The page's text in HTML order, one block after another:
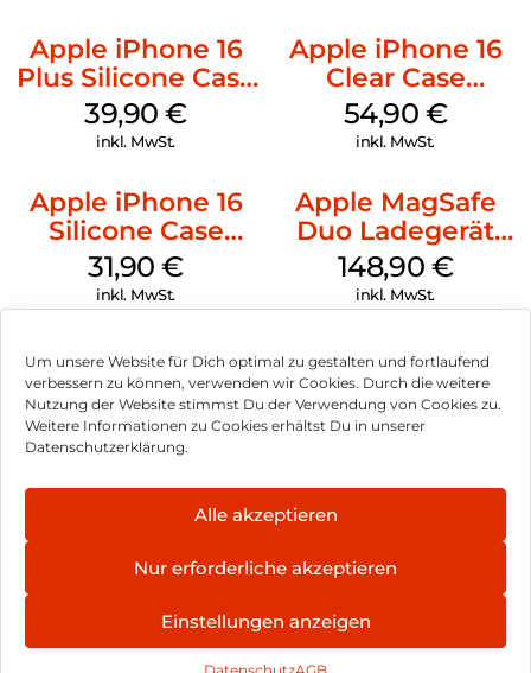
Um unsere Website für Dich optimal zu gestalten und fortlaufend
verbessern zu können, verwenden wir Cookies. Durch die weitere
Nutzung der Website stimmst Du der Verwendung von Cookies zu.
Weitere Informationen zu Cookies erhältst Du in unserer
Datenschutzerklärung.
Alle akzeptieren
Nur erforderliche akzeptieren
Einstellungen anzeigen
Apple iPhone 16
Plus Silicone Case
MagSafe Plum
39,90€
inkl. MwSt.
Apple iPhone 16
Clear Case
MagSafe
Transparent
54,90 €
inkl. MwSt.
Apple iPhone 16
Silicone Case
MagSafe Fuchsia
31,90€
inkl. MwSt.
Apple MagSafe
Duo Ladegerät
Weiß
148,90 €
inkl. MwSt.
Impressum
Hinweis zur Batterieentsorgung
Newsletter